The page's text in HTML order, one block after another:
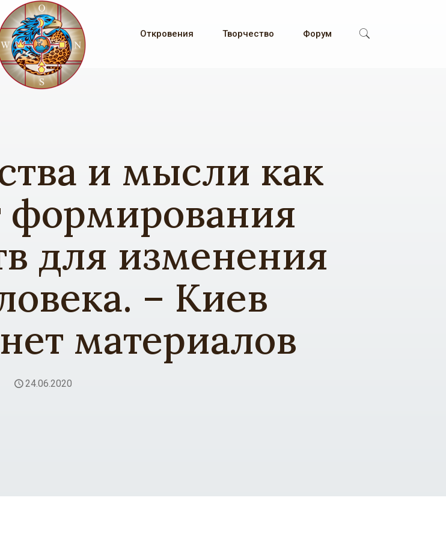
Откровения Творчество Форум
и мысли как
для изменения
– Киев
нет материалов
24.06.2020